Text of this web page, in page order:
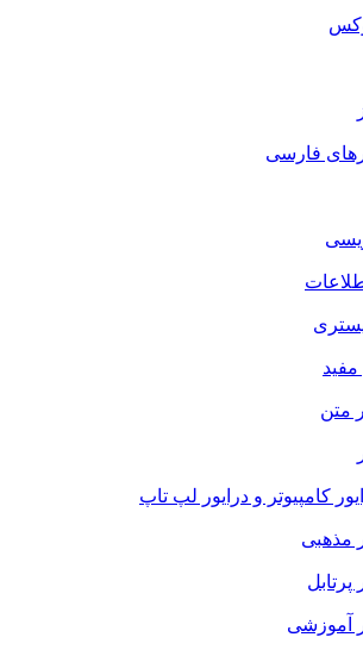
فارسی
مفید
متن
کامپیوتر و درایور لپ تاپ
مذهبی
پرتابل
آموزشی